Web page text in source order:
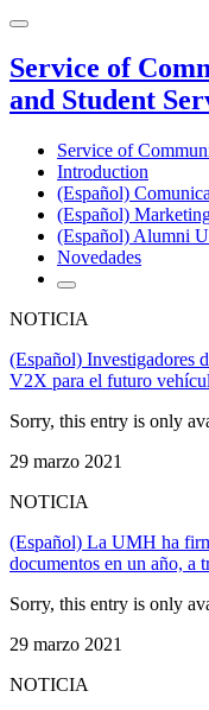
Service of
and Student
Service of
Introduction
(Español)
(Español)
(Español) Alumni
Novedades
NOTICIA
(Español) Investigadores
V2X para el futuro
Sorry, this entry is only
29 marzo 2021
NOTICIA
(Español) La UMH ha
documentos en un año, a
Sorry, this entry is only
29 marzo 2021
NOTICIA